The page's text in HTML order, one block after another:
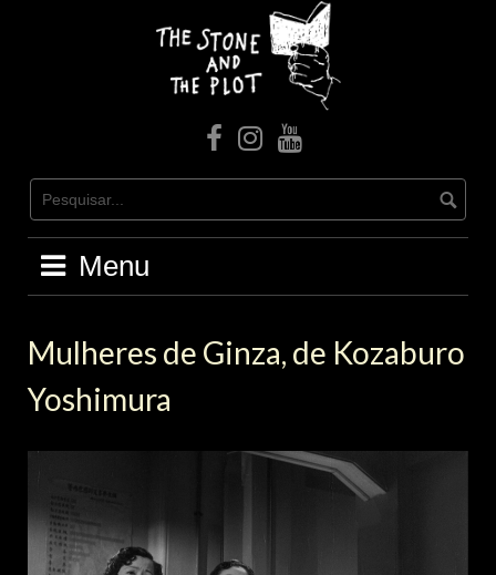
facebookInstagramYoutube
Menu
Mulheres de Ginza, de Kozaburo
Yoshimura